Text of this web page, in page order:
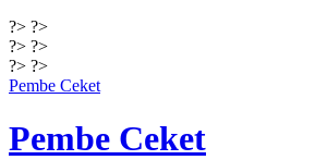
?> ?>
?> ?>
?> ?>
Pembe Ceket
Pembe Ceket